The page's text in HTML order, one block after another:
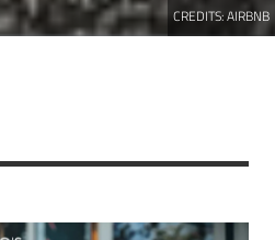
CREDITS:AIRBNB